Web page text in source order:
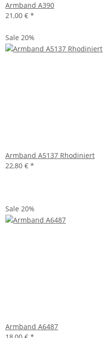
Armband A390
21,00 € *
Sale 20%
Armband A5137 Rhodiniert
22,80 € *
Sale 20%
Armband A6487